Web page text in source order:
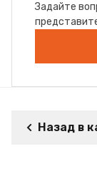
Задайте
Назад в